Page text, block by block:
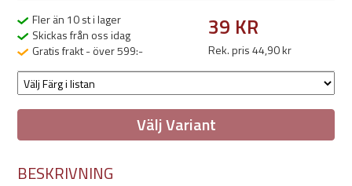
Fler än 10 st i lager
Skickas från oss idag
Gratis frakt - över 599:-
39 KR
Rek. pris 44,90 kr
Välj Variant
BESKRIVNING